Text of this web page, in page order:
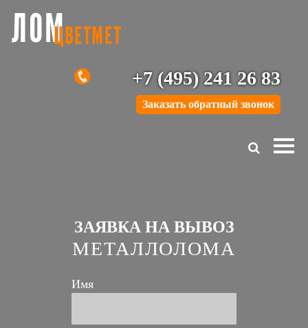
+7 (495) 241 26 83
Заказать обратный звонок
ЗАЯВКА НА ВЫВОЗ
МЕТАЛЛОЛОМА
Имя